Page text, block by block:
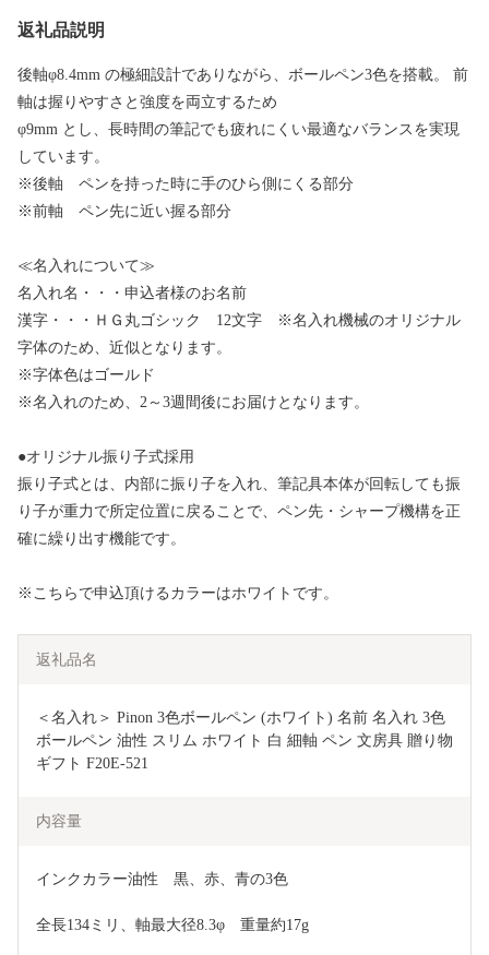
返礼品説明
後軸φ8.4mm の極細設計でありながら、ボールペン3色を搭載。 前
軸は握りやすさと強度を両立するため
φ9mm とし、長時間の筆記でも疲れにくい最適なバランスを実現
しています。
※後軸 ペンを持った時に手のひら側にくる部分
※前軸 ペン先に近い握る部分
≪名入れについて≫
名入れ名・・・申込者様のお名前
漢字・・・ＨＧ丸ゴシック 12文字 ※名入れ機械のオリジナル
字体のため、近似となります。
※字体色はゴールド
※名入れのため、2～3週間後にお届けとなります。
●オリジナル振り子式採用
振り子式とは、内部に振り子を入れ、筆記具本体が回転しても振
り子が重力で所定位置に戻ることで、ペン先・シャープ機構を正
確に繰り出す機能です。
※こちらで申込頂けるカラーはホワイトです。
返礼品名
＜名入れ＞ Pinon 3色ボールペン (ホワイト) 名前 名入れ 3色
ボールペン 油性 スリム ホワイト 白 細軸 ペン 文房具 贈り物
ギフト F20E-521
内容量
インクカラー油性　黒、赤、青の3色
全長134ミリ、軸最大径8.3φ　重量約17g